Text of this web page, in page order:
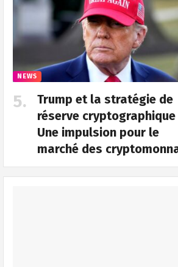
NEWS
Trump et la stratégie de
réserve cryptographique
Une impulsion pour le
marché des